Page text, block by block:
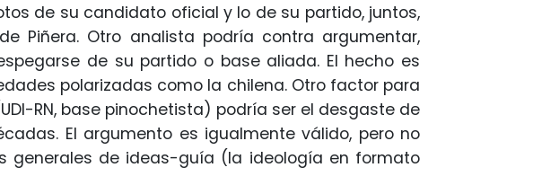
de su candidato oficial y lo de su partido, juntos,
Piñera. Otro analista podría contra argumentar,
de su partido o base aliada. El hecho es
polarizadas como la chilena. Otro factor para
RN, base pinochetista) podría ser el desgaste de
El argumento es igualmente válido, pero no
generales de ideas-guía (la ideología en formato